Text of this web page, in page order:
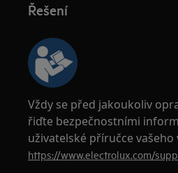
Řešení
Vždy se před jakoukoliv
řiďte bezpečnostními
uživatelské příručce vašeho
https://www.electrolux.com/